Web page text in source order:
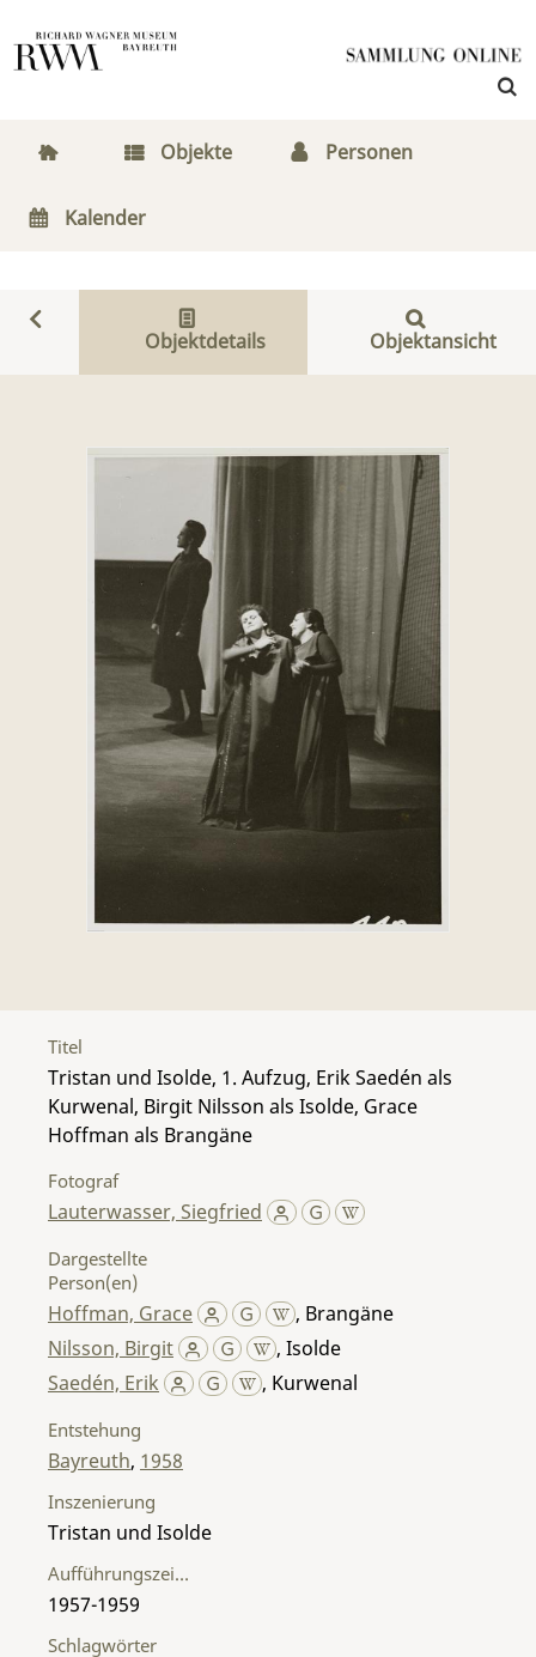
Objekte Personen
Kalender
Objektdetails Objektansicht
Titel
Tristan und Isolde, 1. Aufzug, Erik Saedén als
Kurwenal, Birgit Nilsson als Isolde, Grace
Hoffman als Brangäne
Fotograf
Lauterwasser, Siegfried
Dargestellte
Person(en)
Hoffman, Grace , Brangäne
Nilsson, Birgit
, Isolde
Saedén, Erik
, Kurwenal
Entstehung
Bayreuth, 1958
Inszenierung
Tristan und Isolde
Aufführungszeitraum
1957-1959
Schlagwörter